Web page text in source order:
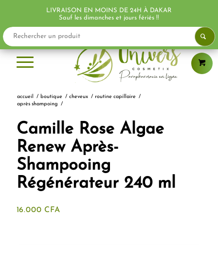
accueil / boutique / cheveux / routine capillaire
/
après shampoing
/
Camille Rose Algae
Renew Après-
Shampooing
Régénérateur 240 ml
16.000 CFA
LIVRAISON EN MOINS DE 24H À DAKAR
Sauf les dimanches et jours fériés !!